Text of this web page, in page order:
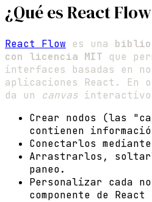
¿Qué es React
React Flow es una
con licencia MIT que
interfaces basadas en
aplicaciones React. En
da un canvas interactivo
Crear nodos (las
contienen
Conectarlos
Arrastrarlos,
paneo.
Personalizar cada
componente de React